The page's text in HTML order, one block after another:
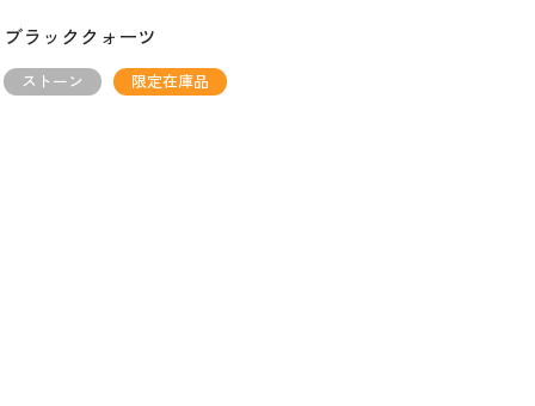
ブラッククォーツ
ストーン 限定在庫品